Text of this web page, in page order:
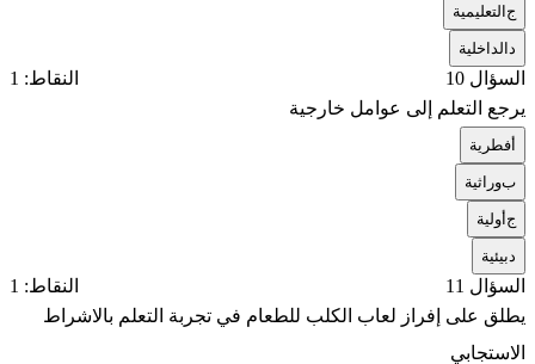
جالتعليمية
الداخلية
السؤال 10
النقاط: 1
يرجع التعلم إلى عوامل خارجية
فطرية
بوراثية
جأولية
بيئية
السؤال 11
النقاط: 1
يطلق على إفراز لعاب الكلب للطعام في تجربة التعلم بالاشراط
الاستجابي